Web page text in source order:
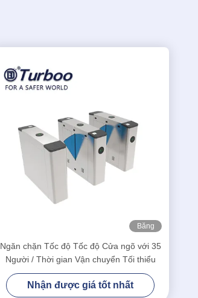
Băng
Ngăn chặn Tốc độ Tốc độ Cửa ngõ với 35
Người / Thời gian Vận chuyển Tối thiểu
Nhận được giá tốt nhất